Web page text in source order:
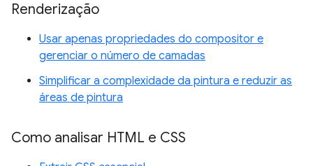
Renderização
Usar apenas propriedades do compositor e
gerenciar o número de camadas
Simplificar a complexidade da pintura e reduzir as
áreas de pintura
Como analisar HTML e CSS